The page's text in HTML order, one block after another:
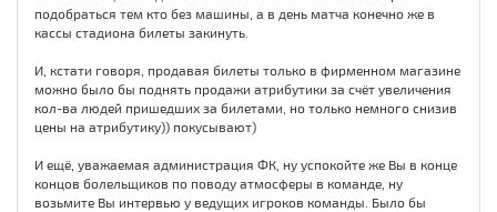
подобраться тем кто без машины, а в день матча конечно же в
кассы стадиона билеты закинуть.
И, кстати говоря, продавая билеты только в фирменном магазине
можно было бы поднять продажи атрибутики за счёт увеличения
кол-ва людей пришедших за билетами, но только немного снизив
цены на атрибутику)) покусывают)
И ещё, уважаемая администрация ФК, ну успокойте же Вы в конце
концов болельщиков по поводу атмосферы в команде, ну
возьмите Вы интервью у ведущих игроков команды. Было бы